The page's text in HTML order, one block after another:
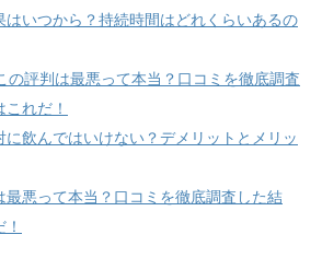
はいつから？持続時間はどれくらいあるの
の評判は最悪って本当？口コミを徹底調査
れだ！
飲んではいけない？デメリットとメリッ
最悪って本当？口コミを徹底調査した結